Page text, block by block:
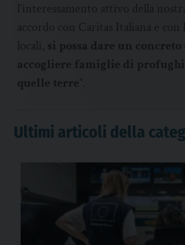
l’interessamento attivo della
accordo con Caritas Italiana e
locali, si possa dare un
accogliere famiglie di
quelle terre ”.
Ultimi articoli della